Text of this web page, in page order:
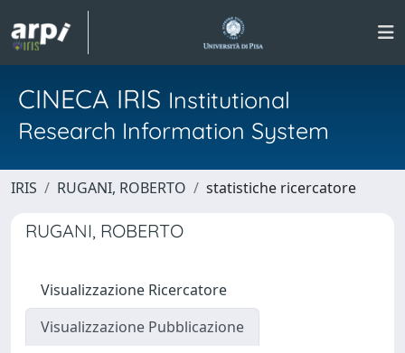
CINECA IRIS Institutional
Research Information System
IRIS RUGANI, ROBERTO statistiche ricercatore
RUGANI, ROBERTO
Visualizzazione Ricercatore
Visualizzazione Pubblicazione